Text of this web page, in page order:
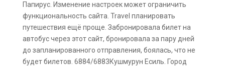
Папирус. Изменение настроек может ограничить
функциональность сайта. Travel планировать
путешествия ещё проще. Забронировала билет на
автобус через этот сайт, бронировала за пару дней
до запланированного отправления, боялась, что не
будет билетов. 6884/6883Кушмурун Есиль. Город